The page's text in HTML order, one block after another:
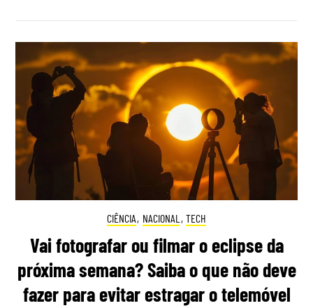
CIÊNCIA, NACIONAL , TECH
Vai fotografar ou filmar o eclipse da
próxima semana? Saiba o que não deve
fazer para evitar estragar o telemóvel